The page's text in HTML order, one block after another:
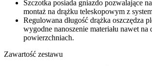
Szczotka posiada gniazdo pozwalające
montaż na drążku teleskopowym z
Regulowana długość drążka oszczędza
wygodne nanoszenie materiału nawet na
powierzchniach.
Zawartość zestawu